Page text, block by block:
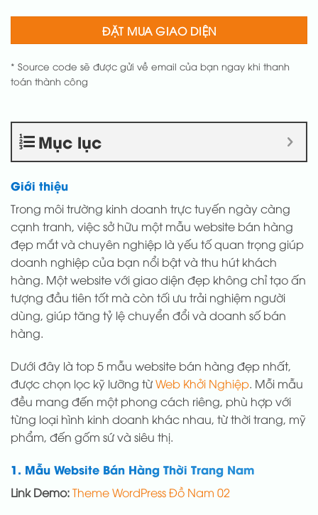
ĐẶT MUA GIAO DIỆN
* Source code sẽ được gửi về email của bạn ngay khi thanh
toán thành công
Mục lục
Giới thiệu
Trong môi trường kinh doanh trực tuyến ngày càng
cạnh tranh, việc sở hữu một mẫu website bán hàng
đẹp mắt và chuyên nghiệp là yếu tố quan trọng giúp
doanh nghiệp của bạn nổi bật và thu hút khách
hàng. Một website với giao diện đẹp không chỉ tạo ấn
tượng đầu tiên tốt mà còn tối ưu trải nghiệm người
dùng, giúp tăng tỷ lệ chuyển đổi và doanh số bán
hàng.
Dưới đây là top 5 mẫu website bán hàng đẹp nhất,
được chọn lọc kỹ lưỡng từWeb Khởi Nghiệp. Mỗi mẫu
đều mang đến một phong cách riêng, phù hợp với
từng loại hình kinh doanh khác nhau, từ thời trang, mỹ
phẩm, đến gốm sứ và siêu thị.
1. Mẫu Website Bán Hàng Thời Trang Nam
Link Demo:Theme WordPress Đồ Nam 02